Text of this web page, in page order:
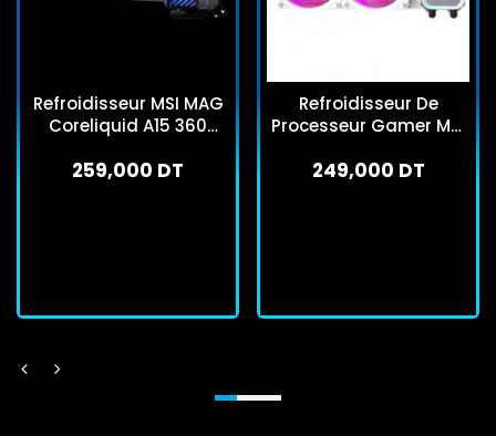
Refroidisseur MSI MAG
Coreliquid A15 360
259,000 DT
Refroidisseur De
Processeur Gamer MSI
Blanc
249,000 DT